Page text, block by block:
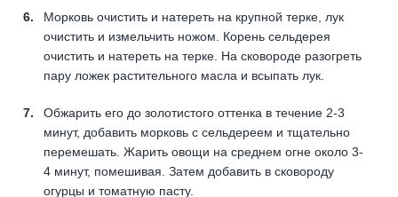
Морковь очистить и натереть на крупной терке, лук
очистить и измельчить ножом. Корень сельдерея
очистить и натереть на терке. На сковороде разогреть
пару ложек растительного масла и всыпать лук.
Обжарить его до золотистого оттенка в течение 2-3
минут, добавить морковь с сельдереем и тщательно
перемешать. Жарить овощи на среднем огне около 3-
4 минут, помешивая. Затем добавить в сковороду
огурцы и томатную пасту.